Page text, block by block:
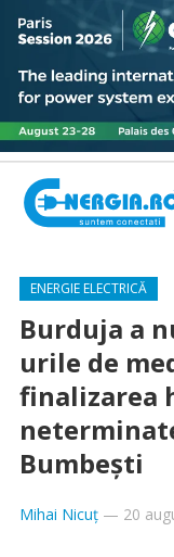
ENERGIE ELECTRICĂ
Burduja a
urile de
finalizarea
Bumbești
Mihai Nicuț— 20